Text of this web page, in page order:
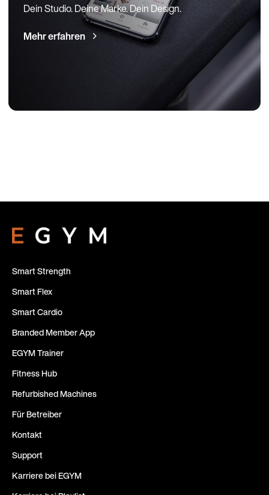
Dein Studio. Deine Marke. Dein Design.
Mehr erfahren
Smart Strength
Smart Flex
Smart Cardio
Branded Member App
EGYM Trainer
Fitness Hub
Refurbished Machines
Für Betreiber
Kontakt
Support
Karriere bei EGYM